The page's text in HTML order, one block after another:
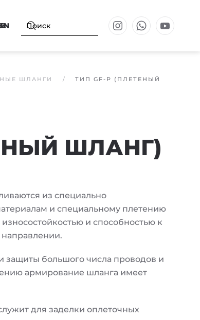
ШЛАНГИ
ТИП GF-P (ПЛЕТЕНЫЙ
ШЛАНГ)
из специально
и специальному плетению
и способностью к
защиты большого числа проводов и
армирование шланга имеет
для заделки оплеточных